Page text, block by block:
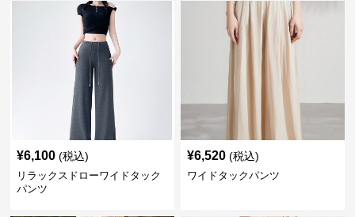
¥6,100 (税込)
リラックスドローワイドタック
パンツ
¥6,520 (税込)
ワイドタックパンツ